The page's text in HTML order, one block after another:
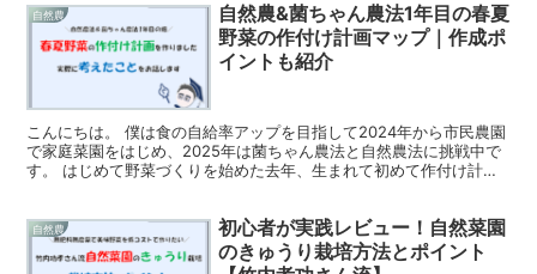
自然農
自然農&菌ちゃん農法1年目の春夏
野菜の作付け計画マップ｜作成ポ
イントも紹介
こんにちは。 僕は食の自給率アップを目指して2024年から市民農園
で家庭菜園をはじめ、2025年は菌ちゃん農法と自然農法に挑戦中で
す。 はじめて野菜づくりを始めた去年、生まれて初めて作付け計画
自然農
初心者が実践レビュー！自然菜園
のきゅうり栽培方法とポイント